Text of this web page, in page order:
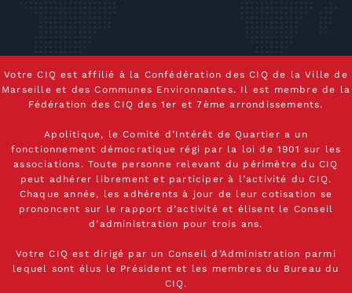
Votre CIQ est affilié à la Confédération des CIQ de la Ville de
Marseille et des Communes Environnantes. Il est membre de la
Fédération des CIQ des 1er et 7ème arrondissements.
Apolitique, le Comité d’Intérêt de Quartier a un
fonctionnement démocratique régi par la loi de 1901 sur les
associations. Toute personne relevant du périmètre du CIQ
peut adhérer librement et participer à l’activité du CIQ.
Chaque année, les adhérents à jour de leur cotisation se
prononcent sur le rapport d’activité et élisent le Conseil
d’administration pour trois ans.
Votre CIQ est dirigé par un Conseil d’Administration parmi
lequel sont élus le Président et les membres du Bureau du
CIQ.